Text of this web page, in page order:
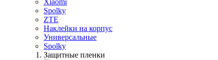
Xiaomi
Spolky
ZTE
Наклейки на корпус
Универсальные
Spolky
Защитные пленки